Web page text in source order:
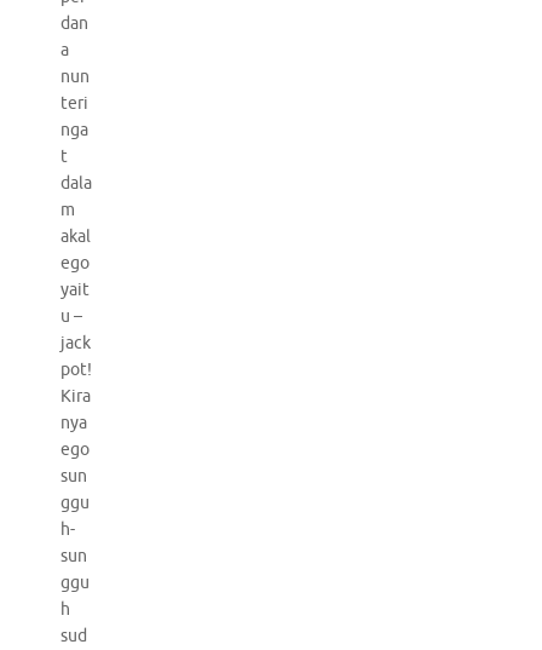
dan
a
nun
teri
nga
t
dala
m
akal
ego
yait
u –
jack
pot!
Kira
nya
ego
sun
ggu
h-
sun
ggu
h
sud